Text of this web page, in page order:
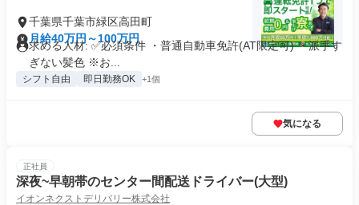
千葉県千葉市緑区高田町
月給40万円～100万円
求める人材: ✅️必須条件 ・普通自動車免許(AT限定可) ・派手す
ぎない髪色 ※お...
シフト自由 即日勤務OK +1個
気になる
正社員
深夜~早朝帯のセンター間配送ドライバー(大型)
イオンネクストデリバリー株式会社